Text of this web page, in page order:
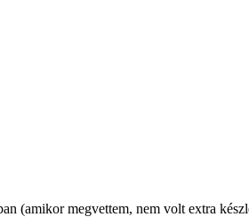
(amikor megvettem, nem volt extra